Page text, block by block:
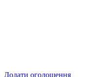
Додати оголошення